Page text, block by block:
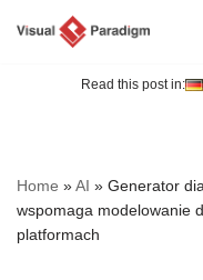
Read this post in:
Home »AI » Generator
wspomaga modelowanie
platformach